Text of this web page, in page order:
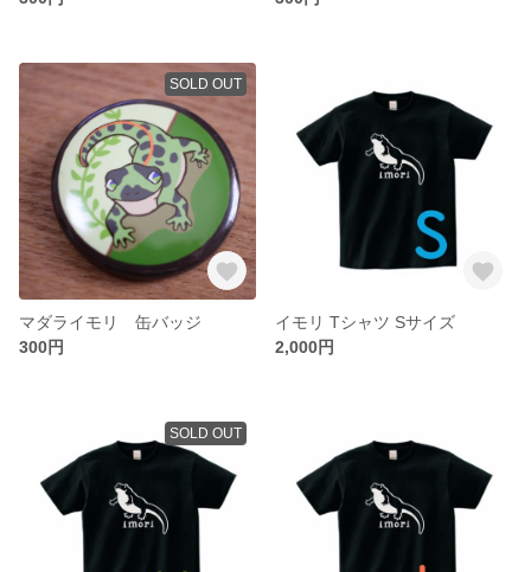
SOLD OUT
マダライモリ 缶バッジ
300円
イモリ Tシャツ Sサイズ
2,000円
SOLD OUT